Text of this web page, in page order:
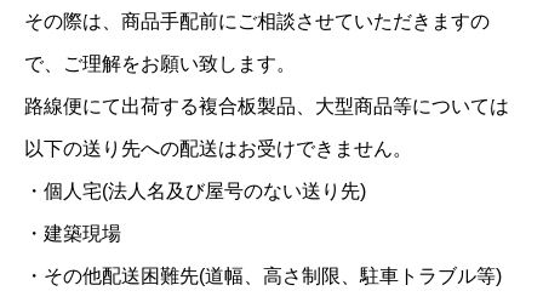
その際は、商品手配前にご相談させていただきますの
で、ご理解をお願い致します。
路線便にて出荷する複合板製品、大型商品等については
以下の送り先への配送はお受けできません。
・個人宅(法人名及び屋号のない送り先)
・建築現場
・その他配送困難先(道幅、高さ制限、駐車トラブル等)